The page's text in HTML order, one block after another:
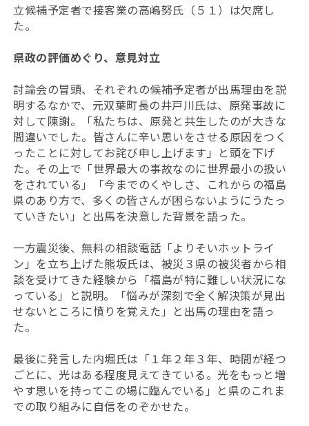
立候補予定者で接客業の高嶋努氏（５１）は欠席し
た。
県政の評価めぐり、意見対立
討論会の冒頭、それぞれの候補予定者が出馬理由を説
明するなかで、元双葉町長の井戸川氏は、原発事故に
対して陳謝。「私たちは、原発と共生したのが大きな
間違いでした。皆さんに辛い思いをさせる原因をつく
ったことに対してお詫び申し上げます」と頭を下げ
た。その上で「世界最大の事故なのに世界最小の扱い
をされている」「今までのくやしさ、これからの福島
県のあり方で、多くの皆さんが困らないようにうたっ
ていきたい」と出馬を決意した背景を語った。
一方震災後、無料の相談電話「よりそいホットライ
ン」を立ち上げた熊坂氏は、被災３県の被災者から相
談を受けてきた経験から「福島が特に難しい状況にな
っている」と説明。「悩みが深刻で全く解決策が見出
せないところに憤りを覚えた」と出馬の理由を語っ
た。
最後に発言した内堀氏は「１年２年３年、時間が経つ
ごとに、光はある程度見えてきている。光をもっと増
やす思いを持ってこの場に臨んでいる」と県のこれま
での取り組みに自信をのぞかせた。